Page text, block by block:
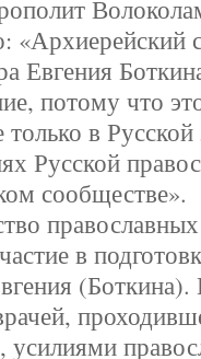
«Архиерейский
Евгения
потому что
только в
Русской
сообществе».
православных
в